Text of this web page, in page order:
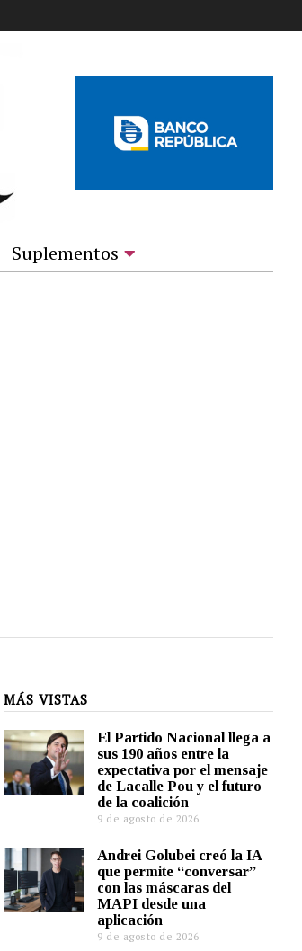
Suplementos
MÁS VISTAS
El Partido Nacional llega a
sus 190 años entre la
expectativa por el mensaje
de Lacalle Pou y el futuro
de la coalición
9 de agosto de 2026
Andrei Golubei creó la IA
que permite “conversar”
con las máscaras del
MAPI desde una
aplicación
9 de agosto de 2026